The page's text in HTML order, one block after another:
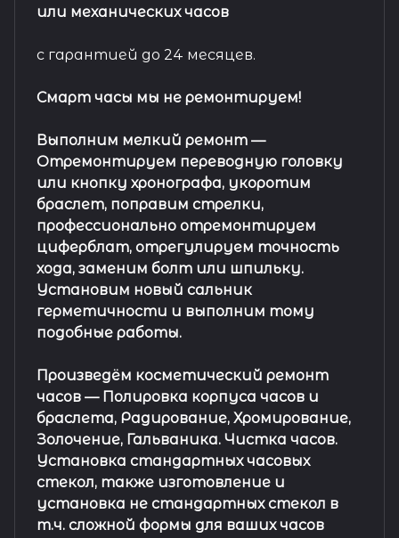
или механических часов
с гарантией до 24 месяцев.
Смарт часы мы не ремонтируем!
Выполним мелкий ремонт —
Отремонтируем переводную головку
или кнопку хронографа, укоротим
браслет, поправим стрелки,
профессионально отремонтируем
циферблат, отрегулируем точность
хода, заменим болт или шпильку.
Установим новый сальник
герметичности и выполним тому
подобные работы.
Произведём косметический ремонт
часов — Полировка корпуса часов и
браслета, Радирование, Хромирование,
Золочение, Гальваника. Чистка часов.
Установка стандартных часовых
стекол, также изготовление и
установка не стандартных стекол в
т.ч. сложной формы для ваших часов